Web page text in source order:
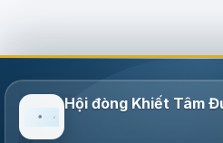
Hội đòng Khiết Tâm